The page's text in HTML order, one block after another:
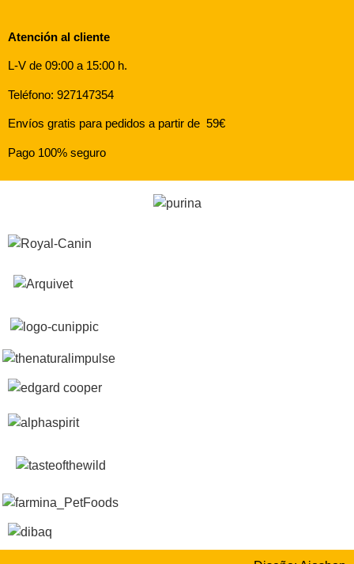
Atención al cliente
L-V de 09:00 a 15:00 h.
Teléfono: 927147354
Envíos gratis para pedidos a partir de 59€
Pago 100% seguro